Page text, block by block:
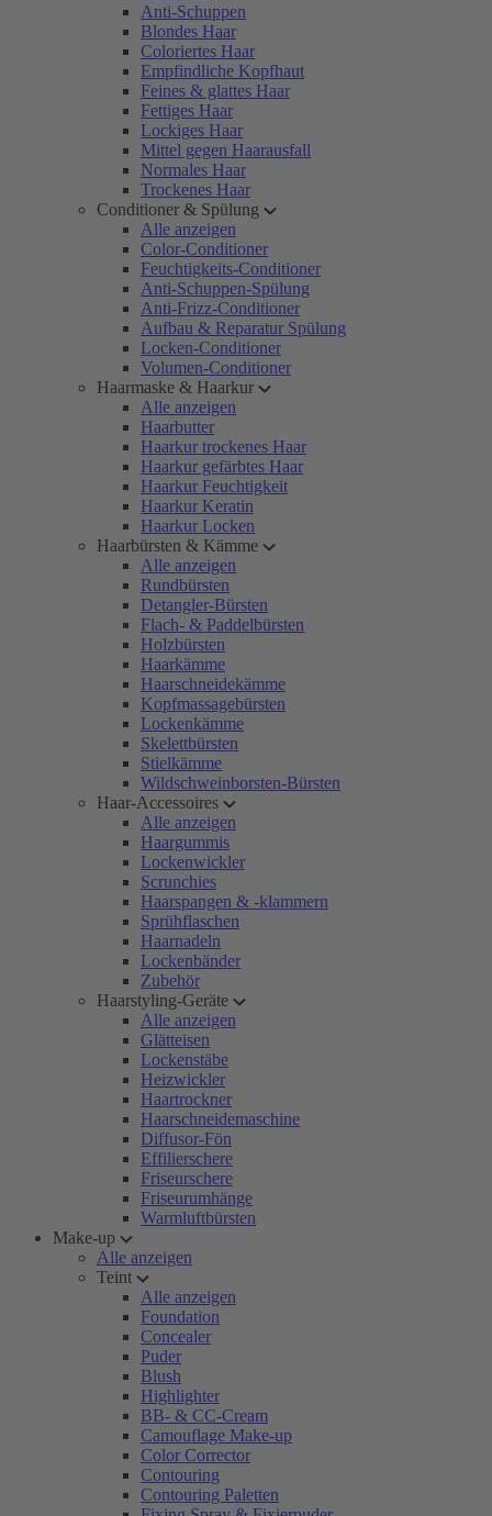
Anti-Schuppen
Blondes Haar
Coloriertes Haar
Empfindliche Kopfhaut
Feines & glattes Haar
Fettiges Haar
Lockiges Haar
Mittel gegen Haarausfall
Normales Haar
Trockenes Haar
Conditioner & Spülung
Alle anzeigen
Color-Conditioner
Feuchtigkeits-Conditioner
Anti-Schuppen-Spülung
Anti-Frizz-Conditioner
Aufbau & Reparatur Spülung
Locken-Conditioner
Volumen-Conditioner
Haarmaske & Haarkur
Alle anzeigen
Haarbutter
Haarkur trockenes Haar
Haarkur gefärbtes Haar
Haarkur Feuchtigkeit
Haarkur Keratin
Haarkur Locken
Haarbürsten & Kämme
Alle anzeigen
Rundbürsten
Detangler-Bürsten
Flach- & Paddelbürsten
Holzbürsten
Haarkämme
Haarschneidekämme
Kopfmassagebürsten
Lockenkämme
Skelettbürsten
Stielkämme
Wildschweinborsten-Bürsten
Haar-Accessoires
Alle anzeigen
Haargummis
Lockenwickler
Scrunchies
Haarspangen & -klammern
Sprühflaschen
Haarnadeln
Lockenbänder
Zubehör
Haarstyling-Geräte
Alle anzeigen
Glätteisen
Lockenstäbe
Heizwickler
Haartrockner
Haarschneidemaschine
Diffusor-Fön
Effilierschere
Friseurschere
Friseurumhänge
Warmluftbürsten
Make-up
Alle anzeigen
Teint
Alle anzeigen
Foundation
Concealer
Puder
Blush
Highlighter
BB- & CC-Cream
Camouflage Make-up
Color Corrector
Contouring
Contouring Paletten